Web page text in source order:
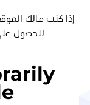
إذا كنت مالك
للحصول